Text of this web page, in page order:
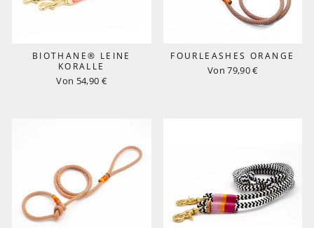
BIOTHANE® LEINE
KORALLE
Von 54,90 €
FOURLEASHES ORANGE
Von 79,90 €